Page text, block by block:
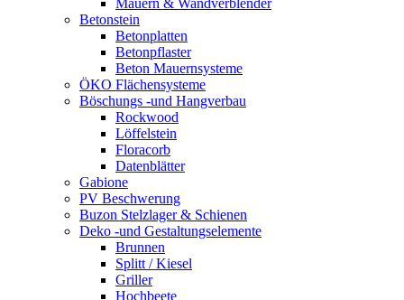
Mauern & Wandverblender
Betonstein
Betonplatten
Betonpflaster
Beton Mauernsysteme
ÖKO Flächensysteme
Böschungs -und Hangverbau
Rockwood
Löffelstein
Floracorb
Datenblätter
Gabione
PV Beschwerung
Buzon Stelzlager & Schienen
Deko -und Gestaltungselemente
Brunnen
Splitt / Kiesel
Griller
Hochbeete